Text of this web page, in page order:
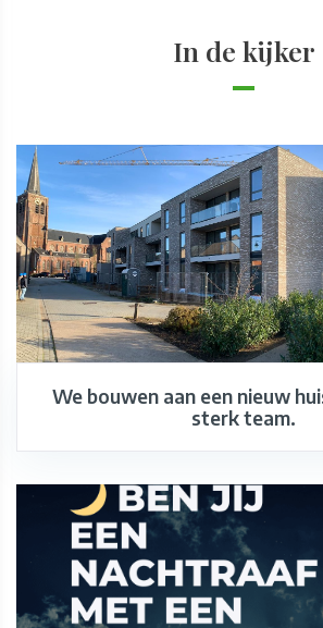
In de kijker
We bouwen aan een nieuw
sterk team.